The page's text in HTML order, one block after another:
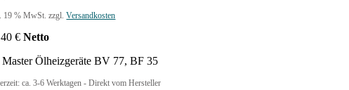
19 % MwSt. zzgl.Versandkosten
€ Netto
Ölheizgeräte BV 77, BF 35
ca. 3-6 Werktagen - Direkt vom Hersteller